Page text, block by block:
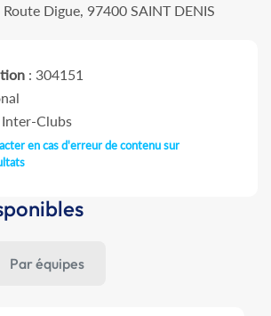
Digue, 97400 SAINT DENIS
: 304151
Clubs
en cas d'erreur de contenu sur
Par équipes